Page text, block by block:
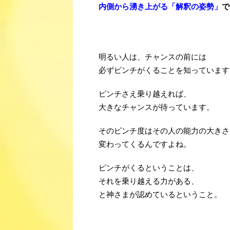
内側から湧き上がる「解釈の姿勢」 で
明るい人は、チャンスの前には
必ずピンチがくることを知っています
ピンチさえ乗り越えれば、
大きなチャンスが待っています。
そのピンチ度はその人の能力の大き
変わってくるんですよね。
ピンチがくるということは、
それを乗り越える力がある、
と神さまが認めているということ。